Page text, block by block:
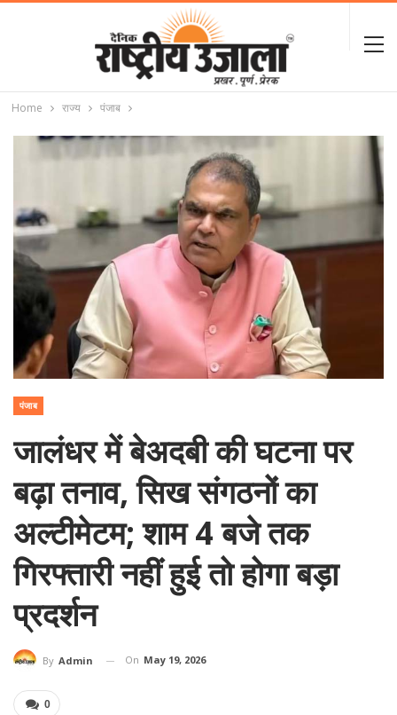
Home राज्य पंजाब
पंजाब
जालंधर में बेअदबी की घटना पर
बढ़ा तनाव, सिख संगठनों का
अल्टीमेटम; शाम 4 बजे तक
गिरफ्तारी नहीं हुई तो होगा बड़ा
प्रदर्शन
By Admin On May 19, 2026
0